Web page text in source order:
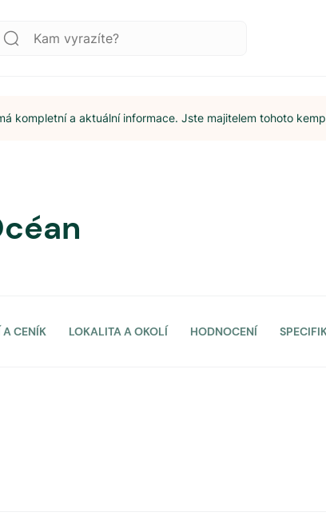
kompletní a aktuální informace. Jste majitelem tohoto
CENÍK LOKALITA A OKOLÍ HODNOCENÍ